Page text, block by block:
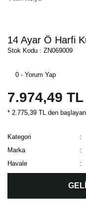
14 Ayar Ö Harfi
Stok Kodu : ZN069009
0 - Yorum Yap
7.974,49 TL
* 2.775,39 TL den
Kategori
Marka
Havale